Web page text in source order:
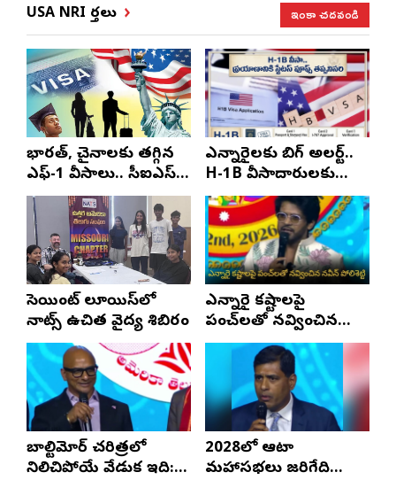
USA NRI వార్తలు ఇంకా చదవండి
భారత్, చైనాలకు తగ్గిన
ఎఫ్-1 వీసాలు.. సీఐఎస్
నివేదిక..!
ఎన్నారైలకు బిగ్ అలర్ట్..
H-1B వీసాదారులకు
ప్రయాణ సమయంలో
స్టేటస్ ప్రూఫ్స్ తప్పనిసరి..!
సెయింట్ లూయిస్‌లో
నాట్స్ ఉచిత వైద్య శిబిరం
ఎన్నారై కష్టాలపై
పంచ్‌లతో నవ్వించిన
నవీన్ పోలిశెట్టి
బాల్టిమోర్ చరిత్రలో
నిలిచిపోయే వేడుక ఇది:
2028లో ఆటా
మహాసభలు జరిగేది